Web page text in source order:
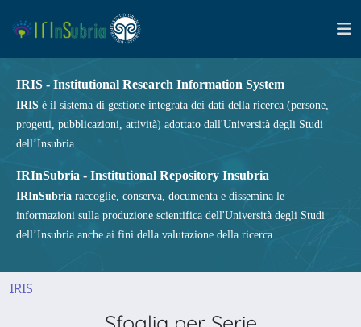
IRIS - Institutional Research Information System
IRIS è il sistema di gestione integrata dei dati della ricerca (persone,
progetti, pubblicazioni, attività) adottato dall'Università degli Studi
dell’Insubria.
IRInSubria - Institutional Repository Insubria
IRInSubria raccoglie, conserva, documenta e dissemina le
informazioni sulla produzione scientifica dell'Università degli Studi
dell’Insubria anche ai fini della valutazione della ricerca.
IRIS